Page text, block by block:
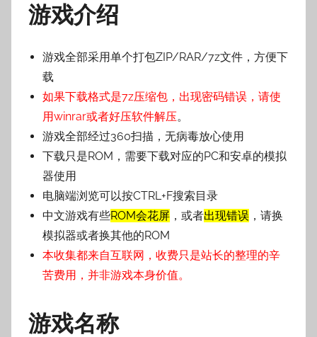
壳
游戏介绍
游戏全部采用单个打包ZIP/RAR/7z文件，方便下
载
如果下载格式是7z压缩包，出现密码错误，请使
用winrar或者好压软件解压。
游戏全部经过360扫描，无病毒放心使用
下载只是ROM，需要下载对应的PC和安卓的模拟
器使用
电脑端浏览可以按CTRL+F搜索目录
中文游戏有些ROM会花屏 ，或者出现错误 ，请换
模拟器或者换其他的ROM
本收集都来自互联网，收费只是站长的整理的辛
苦费用，并非游戏本身价值。
游戏名称